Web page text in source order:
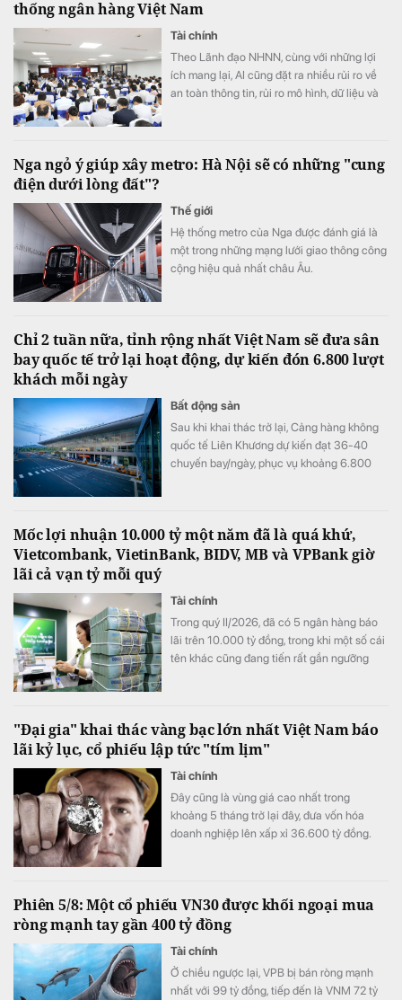
thống ngân hàng Việt Nam
Tài chính
Theo Lãnh đạo NHNN, cùng với những lợi
ích mang lại, AI cũng đặt ra nhiều rủi ro về
an toàn thông tin, rủi ro mô hình, dữ liệu và
Nga ngỏ ý giúp xây metro: Hà Nội sẽ có những "cung
điện dưới lòng đất"?
Thế giới
Hệ thống metro của Nga được đánh giá là
một trong những mạng lưới giao thông công
cộng hiệu quả nhất châu Âu.
Chỉ 2 tuần nữa, tỉnh rộng nhất Việt Nam sẽ đưa sân
bay quốc tế trở lại hoạt động, dự kiến đón 6.800 lượt
khách mỗi ngày
Bất động sản
Sau khi khai thác trở lại, Cảng hàng không
quốc tế Liên Khương dự kiến đạt 36-40
chuyến bay/ngày, phục vụ khoảng 6.800
Mốc lợi nhuận 10.000 tỷ một năm đã là quá khứ,
Vietcombank, VietinBank, BIDV, MB và VPBank giờ
lãi cả vạn tỷ mỗi quý
Tài chính
Trong quý II/2026, đã có 5 ngân hàng báo
lãi trên 10.000 tỷ đồng, trong khi một số cái
tên khác cũng đang tiến rất gần ngưỡng
"Đại gia" khai thác vàng bạc lớn nhất Việt Nam báo
lãi kỷ lục, cổ phiếu lập tức "tím lịm"
Tài chính
Đây cũng là vùng giá cao nhất trong
khoảng 5 tháng trở lại đây, đưa vốn hóa
doanh nghiệp lên xấp xỉ 36.600 tỷ đồng.
Phiên 5/8: Một cổ phiếu VN30 được khối ngoại mua
ròng mạnh tay gần 400 tỷ đồng
Tài chính
Ở chiều ngược lại, VPB bị bán ròng mạnh
nhất với 99 tỷ đồng, tiếp đến là VNM 72 tỷ